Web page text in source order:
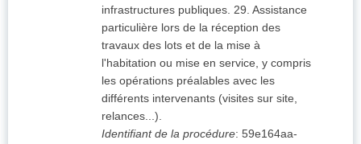
infrastructures publiques. 29. Assistance
particulière lors de la réception des
travaux des lots et de la mise à
l'habitation ou mise en service, y compris
les opérations préalables avec les
différents intervenants (visites sur site,
relances...).
Identifiant de la procédure: 59e164aa-